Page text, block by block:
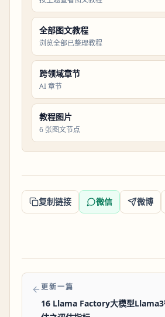
全部图文教程
浏览全部已整理教程
跨领域章节
AI 章节
教程图片
6 张图文节点
复制链接 微信 微博
更新一篇
16 Llama Factory大模型Llama3